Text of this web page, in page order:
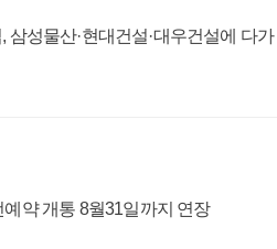
삼성물산·현대건설·대우건설에 다가
약 개통 8월31일까지 연장